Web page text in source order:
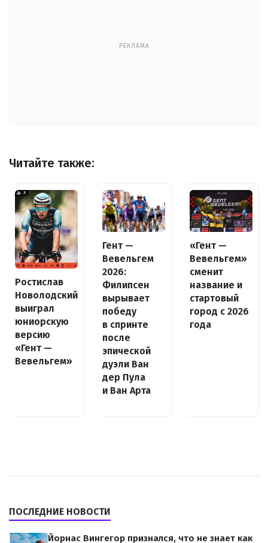
РЕКЛАМА
Читайте также:
Ростислав
Новолодский
выиграл
юниорскую
версию
«Гент —
Вевельгем»
Гент —
Вевельгем
2026:
Филипсен
вырывает
победу
в спринте
после
эпической
дуэли Ван
дер Пула
и Ван Арта
«Гент —
Вевельгем»
сменит
название и
стартовый
город с 2026
года
ПОСЛЕДНИЕ НОВОСТИ
Йорнас Вингегор признался, что не знает как